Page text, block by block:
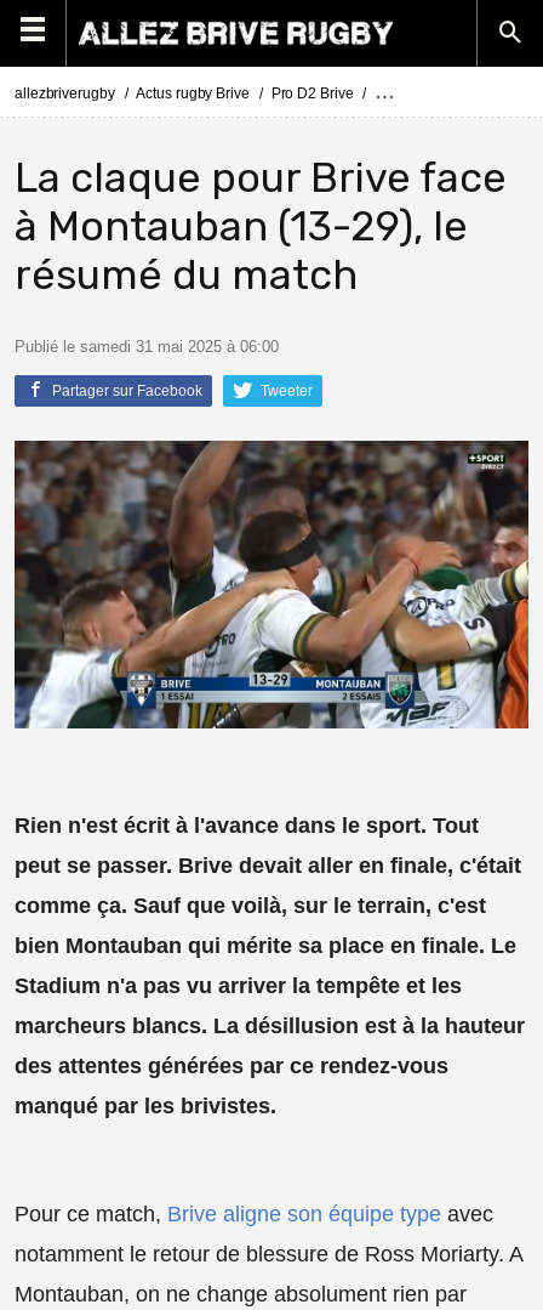
allezbriverugby Actus rugby Brive Pro D2 Brive Demi-finale Pro D2 Brive
La claque pour Brive face
à Montauban (13-29), le
résumé du match
Publié le samedi 31 mai 2025 à 06:00
Partager sur Facebook Tweeter
Rien n'est écrit à l'avance dans le sport. Tout
peut se passer. Brive devait aller en finale, c'était
comme ça. Sauf que voilà, sur le terrain, c'est
bien Montauban qui mérite sa place en finale. Le
Stadium n'a pas vu arriver la tempête et les
marcheurs blancs. La désillusion est à la hauteur
des attentes générées par ce rendez-vous
manqué par les brivistes.
Pour ce match, Brive aligne son équipe type avec
notamment le retour de blessure de Ross Moriarty. A
Montauban, on ne change absolument rien par